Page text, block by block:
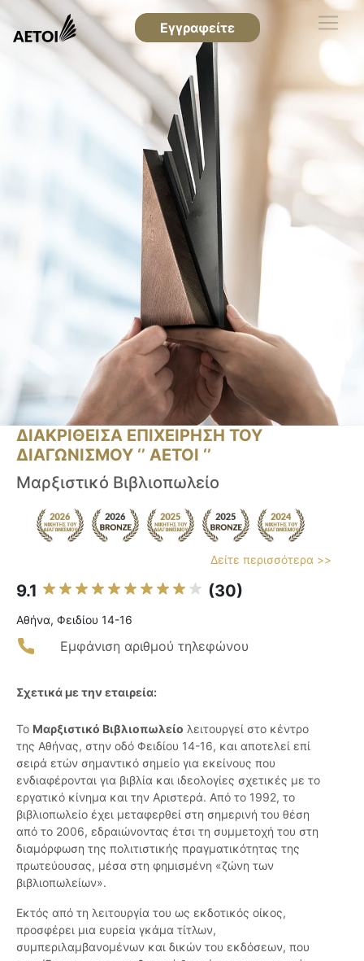
Εγγραφείτε
ΔΙΑΚΡΙΘΕΙΣΑ ΕΠΙΧΕΙΡΗΣΗ ΤΟΥ
ΔΙΑΓΩΝΙΣΜΟΥ ‘’ ΑΕΤΟΙ ‘’
Μαρξιστικό Βιβλιοπωλείο
Δείτε περισσότερα >>
9.1 (30)
Αθήνα, Φειδίου 14-16
Εμφάνιση αριθμού τηλεφώνου
Σχετικά με την εταιρεία:
Το Μαρξιστικό Βιβλιοπωλείο λειτουργεί στο κέντρο
της Αθήνας, στην οδό Φειδίου 14-16, και αποτελεί επί
σειρά ετών σημαντικό σημείο για εκείνους που
ενδιαφέρονται για βιβλία και ιδεολογίες σχετικές με το
εργατικό κίνημα και την Αριστερά. Από το 1992, το
βιβλιοπωλείο έχει μεταφερθεί στη σημερινή του θέση
από το 2006, εδραιώνοντας έτσι τη συμμετοχή του στη
διαμόρφωση της πολιτιστικής πραγματικότητας της
πρωτεύουσας, μέσα στη φημισμένη «ζώνη των
βιβλιοπωλείων».
Εκτός από τη λειτουργία του ως εκδοτικός οίκος,
προσφέρει μια ευρεία γκάμα τίτλων,
συμπεριλαμβανομένων και δικών του εκδόσεων, που